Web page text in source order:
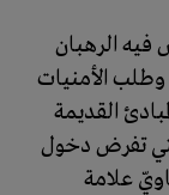
فيه الرهبان
وطلب الأمنيات
القديمة
تفرض دخول
علامة